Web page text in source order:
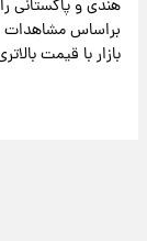
براساس مشاهدات
بازار با قیمت